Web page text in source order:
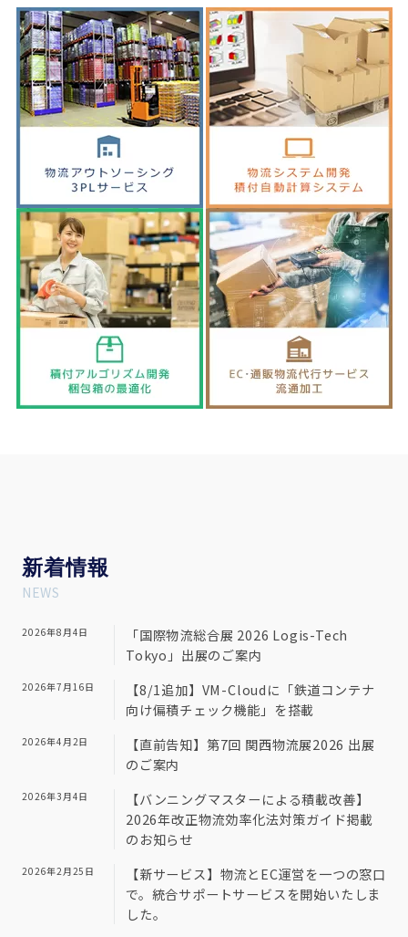
新着情報
NEWS
2026年8月4日
「国際物流総合展 2026 Logis-Tech
Tokyo」出展のご案内
2026年7月16日
【8/1追加】VM-Cloudに「鉄道コンテナ
向け偏積チェック機能」を搭載
2026年4月2日
【直前告知】第7回 関西物流展2026 出展
のご案内
2026年3月4日
【バンニングマスターによる積載改善】
2026年改正物流効率化法対策ガイド掲載
のお知らせ
2026年2月25日
【新サービス】物流とEC運営を一つの窓口
で。統合サポートサービスを開始いたしま
した。